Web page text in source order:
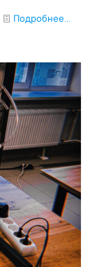
Подробнее...